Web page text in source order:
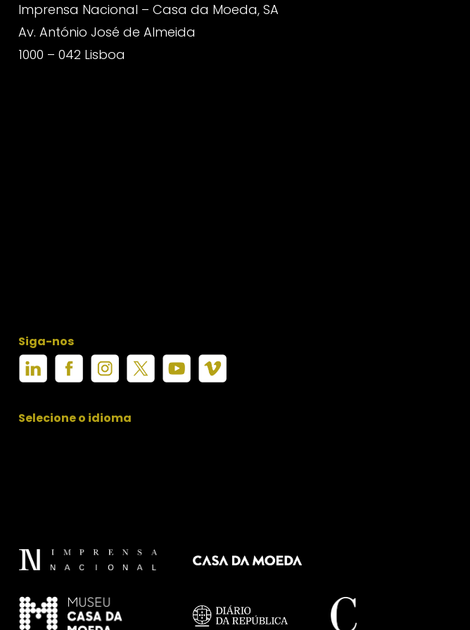
Imprensa Nacional – Casa da Moeda, SA
Av. António José de Almeida
1000 – 042 Lisboa
Siga-nos
Selecione o idioma